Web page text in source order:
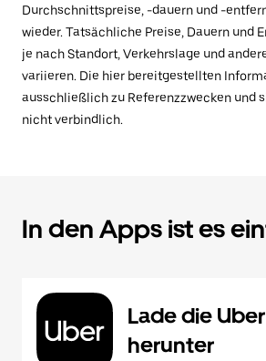
Durchschnittspreise, -dauern und -
wieder. Tatsächliche Preise, Dauern und
je nach Standort, Verkehrslage und
variieren. Die hier bereitgestellten
ausschließlich zu Referenzzwecken und
nicht verbindlich.
In den Apps ist es
Lade die
herunter